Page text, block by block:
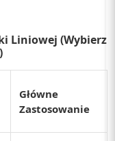
Liniowej (Wybierz
Główne
Zastosowanie